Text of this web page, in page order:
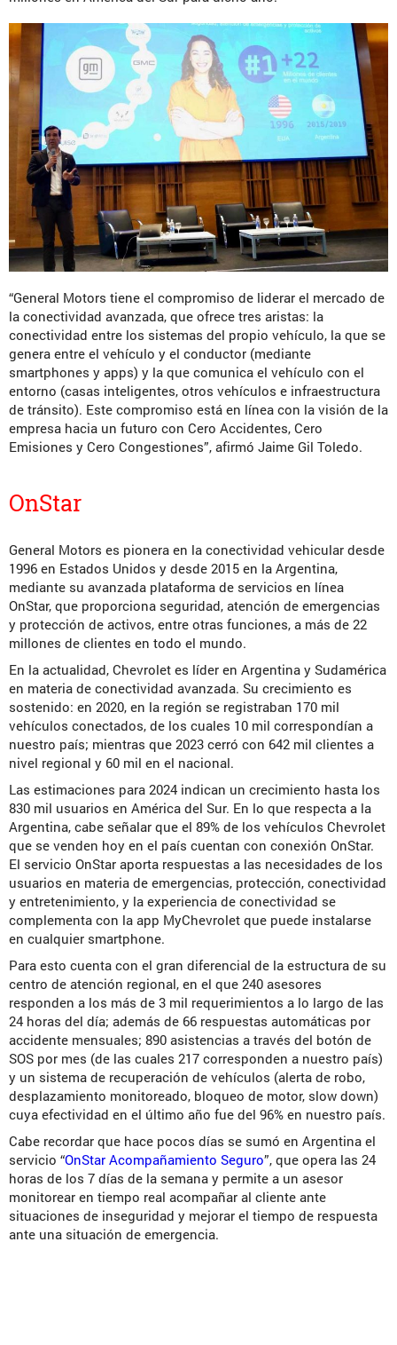
“General Motors tiene el compromiso de liderar el mercado de
la conectividad avanzada, que ofrece tres aristas: la
conectividad entre los sistemas del propio vehículo, la que se
genera entre el vehículo y el conductor (mediante
smartphones y apps) y la que comunica el vehículo con el
entorno (casas inteligentes, otros vehículos e infraestructura
de tránsito). Este compromiso está en línea con la visión de la
empresa hacia un futuro con Cero Accidentes, Cero
Emisiones y Cero Congestiones”, afirmó Jaime Gil Toledo.
OnStar
General Motors es pionera en la conectividad vehicular desde
1996 en Estados Unidos y desde 2015 en la Argentina,
mediante su avanzada plataforma de servicios en línea
OnStar, que proporciona seguridad, atención de emergencias
y protección de activos, entre otras funciones, a más de 22
millones de clientes en todo el mundo.
En la actualidad, Chevrolet es líder en Argentina y Sudamérica
en materia de conectividad avanzada. Su crecimiento es
sostenido: en 2020, en la región se registraban 170 mil
vehículos conectados, de los cuales 10 mil correspondían a
nuestro país; mientras que 2023 cerró con 642 mil clientes a
nivel regional y 60 mil en el nacional.
Las estimaciones para 2024 indican un crecimiento hasta los
830 mil usuarios en América del Sur. En lo que respecta a la
Argentina, cabe señalar que el 89% de los vehículos Chevrolet
que se venden hoy en el país cuentan con conexión OnStar.
El servicio OnStar aporta respuestas a las necesidades de los
usuarios en materia de emergencias, protección, conectividad
y entretenimiento, y la experiencia de conectividad se
complementa con la app MyChevrolet que puede instalarse
en cualquier smartphone.
Para esto cuenta con el gran diferencial de la estructura de su
centro de atención regional, en el que 240 asesores
responden a los más de 3 mil requerimientos a lo largo de las
24 horas del día; además de 66 respuestas automáticas por
accidente mensuales; 890 asistencias a través del botón de
SOS por mes (de las cuales 217 corresponden a nuestro país)
y un sistema de recuperación de vehículos (alerta de robo,
desplazamiento monitoreado, bloqueo de motor, slow down)
cuya efectividad en el último año fue del 96% en nuestro país.
Cabe recordar que hace pocos días se sumó en Argentina el
servicio “OnStar Acompañamiento Seguro”, que opera las 24
horas de los 7 días de la semana y permite a un asesor
monitorear en tiempo real acompañar al cliente ante
situaciones de inseguridad y mejorar el tiempo de respuesta
ante una situación de emergencia.